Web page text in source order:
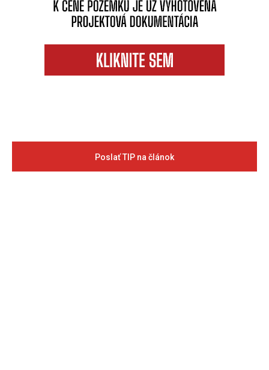
Poslať TIP na článok